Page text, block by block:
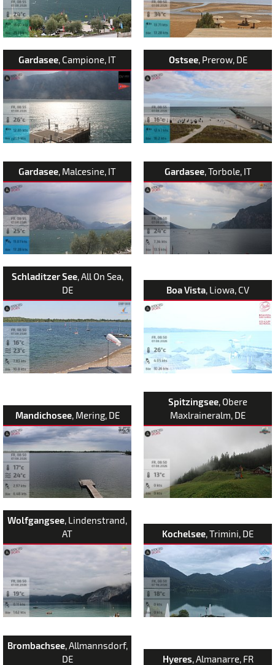
Gardasee, Campione, IT Ostsee, Prerow, DE
Gardasee, Malcesine, IT Gardasee, Torbole, IT
Schladitzer See, All On Sea,
DE
Boa Vista, Liowa, CV
Mandichosee, Mering, DE
Spitzingsee, Obere
Maxlraineralm, DE
Wolfgangsee, Lindenstrand,
AT
Kochelsee, Trimini, DE
Brombachsee, Allmannsdorf,
DE
Hyeres, Almanarre, FR